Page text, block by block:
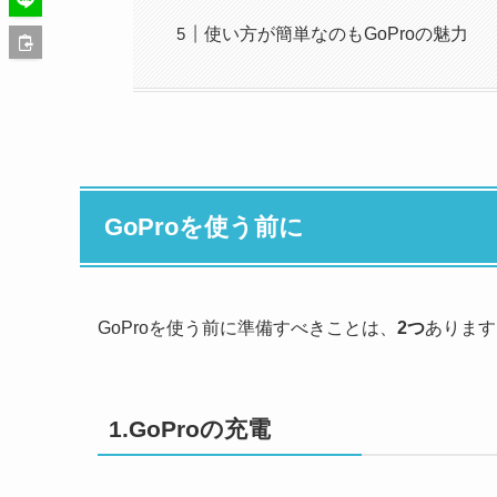
使い方が簡単なのもGoProの魅力
GoProを使う前に
GoProを使う前に準備すべきことは、 2つありま
1.GoProの充電